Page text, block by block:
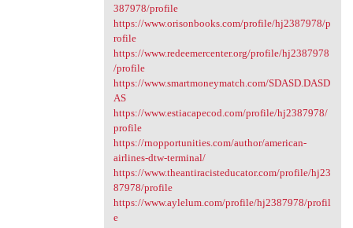
387978/profile
https://www.orisonbooks.com/profile/hj2387978/p
rofile
https://www.redeemercenter.org/profile/hj2387978
/profile
https://www.smartmoneymatch.com/SDASD.DASD
AS
https://www.estiacapecod.com/profile/hj2387978/
profile
https://rnopportunities.com/author/american-
airlines-dtw-terminal/
https://www.theantiracisteducator.com/profile/hj23
87978/profile
https://www.aylelum.com/profile/hj2387978/profil
e